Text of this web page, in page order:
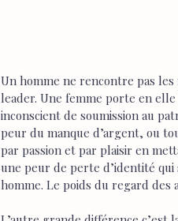
Un homme ne rencontre pas
leader. Une femme porte en
inconscient de soumission au
peur du manque d’argent, ou
par passion et par plaisir en
une peur de perte d’identité qui
homme. Le poids du regard des